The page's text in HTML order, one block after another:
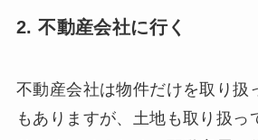
2. 不動産会社に行く
不動産会社は物件だけを取り扱
もありますが、土地も取り扱っ